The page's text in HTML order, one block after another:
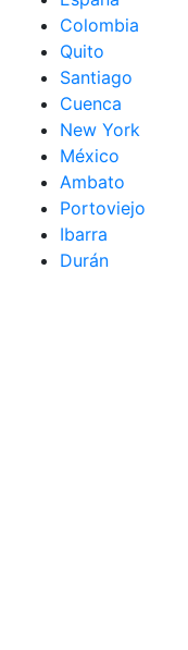
Colombia
Quito
Santiago
Cuenca
New York
México
Ambato
Portoviejo
Ibarra
Durán